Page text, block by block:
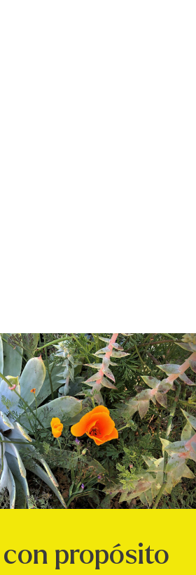
propósito